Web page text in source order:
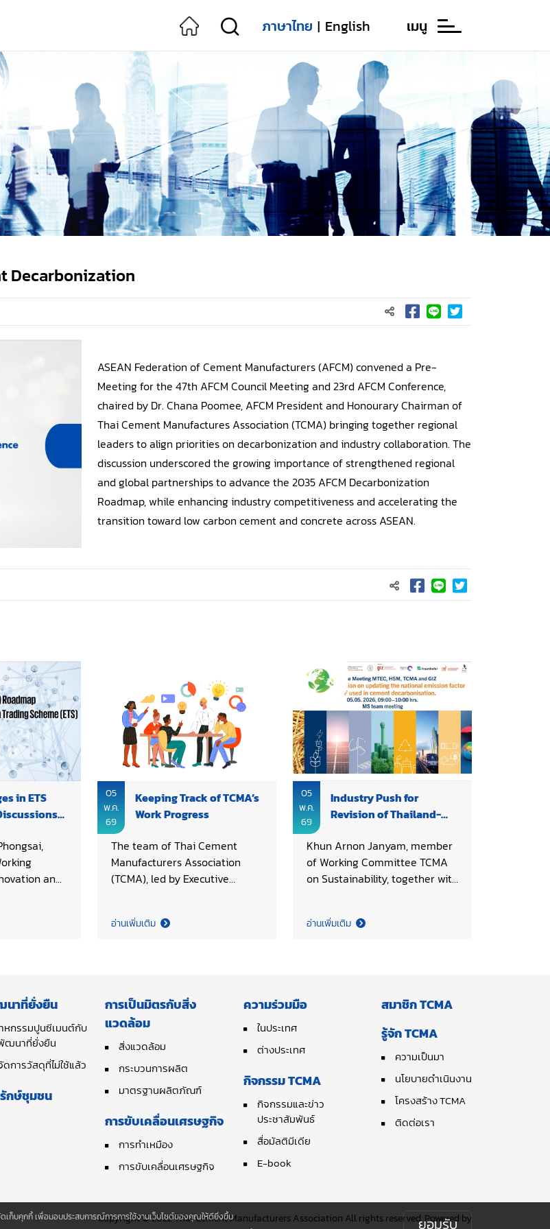
ภาษาไทย | English เมนู
Decarbonization
ASEAN Federation of Cement Manufacturers (AFCM) convened a Pre-
Meeting for the 47th AFCM Council Meeting and 23rd AFCM Conference,
chaired by Dr. Chana Poomee, AFCM President and Honourary Chairman of
Thai Cement Manufactures Association (TCMA) bringing together regional
leaders to align priorities on decarbonization and industry collaboration. The
discussion underscored the growing importance of strengthened regional
and global partnerships to advance the 2035 AFCM Decarbonization
Roadmap, while enhancing industry competitiveness and accelerating the
transition toward low carbon cement and concrete across ASEAN.
in ETS
and
in a focus
for
Emission
The
of the Green
the
(NESDC),
the
05
พ.ค.
69
Keeping Track of TCMA’s
Work Progress
The team of Thai Cement
Manufacturers Association
(TCMA), led by Executive
progress and exchange ideas
initiatives and ensure the
achievement of the set
objectives.
อ่านเพิ่มเติม
05
พ.ค.
69
Industry Push for
Revision of Thailand-
Factor
Khun Arnon Janyam, member
of Working Committee TCMA
on Sustainability, together with
Director of Thai Cement
and Materials Technology
Center (MTEC) and partners to
discuss the revision of
Thailand’s country-specific
emission factor (EF) for
Refuse-Derived Fuel (RDF), a
key enabler for industrial
decarbonization.
Strengthening the robustness
of RDF as a viable fuel-
switching option in the cement
อ่านเพิ่มเติม
นาที่ยั่งยืน
หกรรมปูนซีเมนต์กับ
ฒนาที่ยั่งยืน
การวัสดุที่ไม่ใช้แล้ว
กษ์ชุมชน
การเป็นมิตรกับสิ่ง
แวดล้อม
สิ่งแวดล้อม
กระบวนการผลิต
มาตรฐานผลิตภัณฑ์
การขับเคลื่อนเศรษฐกิจ
การทำเหมือง
การขับเคลื่อนเศรษฐกิจ
ความร่วมมือ
ในประเทศ
ต่างประเทศ
กิจกรรม TCMA
กิจกรรมและข่าว
ประชาสัมพันธ์
สื่อมัลติมีเดีย
E-book
สมาชิก TCMA
รู้จัก TCMA
ความเป็นมา
นโยบายดำเนินงาน
โครงสร้าง TCMA
ติดต่อเรา
Copyright © 2022 Thai Cement Manufacturers Association All rights reserved. Powered by
เก็บคุกกี้ เพื่อมอบประสบการณ์การการใช้งานเว็บไซต์ของคุณให้ดียิ่งขึ้น
ยอมรับ